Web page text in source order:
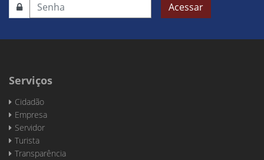
Acessar
Serviços
Cidadão
Empresa
Servidor
Turista
Transparência